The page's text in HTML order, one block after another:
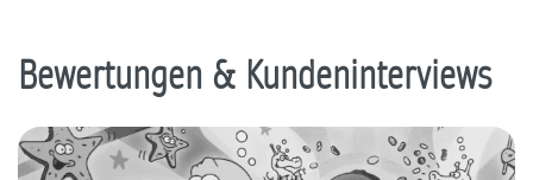
Bewertungen & Kundeninterviews